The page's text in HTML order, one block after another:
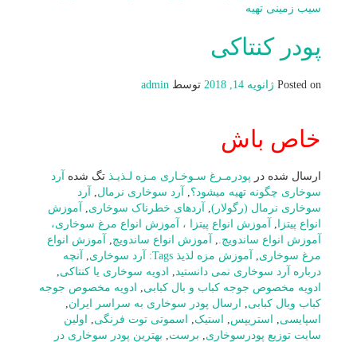
سیب زمینی تهیه
پودر کنتاکی
Posted on ژانویه 14, 2018 توسط admin
خاص باش
ارسال شده در پودرمـرغ سـوخـاری مـزه لـذیـذ تگ شده
آرد
سوخاری چگونه تهیه میشود؟
آرد سوخاری نرمال
آرد
سوخاری نرمال (رگولار)
آردهای خطرناک سوخاری
آموزش
انواع پیتزا
آموزش انواع پیتزا ، آموزش انواع مرغ سوخاری،
آموزش انواع ساندویچ.
آموزش انواع ساندویچ
آموزش انواع
مرغ سوخاری
آموزش مزه لذیذ Tags: آرد سوخاری
آنچه
درباره آرد سوخاری نمی دانستید
ادویه سوخاری یا کنتاکی
ادویه مخصوص جوجه کباب و بال کبابی
ادویه مخصوص جوجه
کباب وبال کبابی
ارسال پودر سوخاری به سراسر ایران
اسپایسی
استریپس استیک اسموتی توت فرنگی
اولین
سایت توزیع پودرسوخاری
برست
بهترین پودر سوخاری در